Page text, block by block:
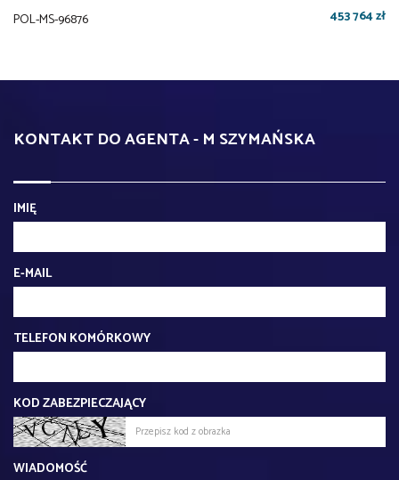
POL-MS-96876 453 764 zł
KONTAKT DO AGENTA - M SZYMAŃSKA
IMIĘ
E-MAIL
TELEFON KOMÓRKOWY
KOD ZABEZPIECZAJĄCY
WIADOMOŚĆ